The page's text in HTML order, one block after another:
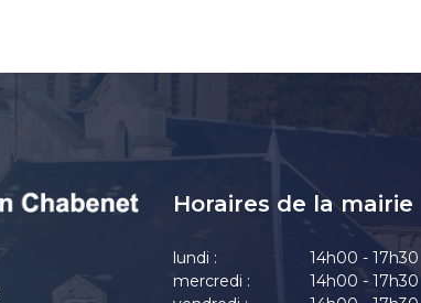
Horaires de la mairie
lundi :
14h00 - 17h30
mercredi :
14h00 - 17h30